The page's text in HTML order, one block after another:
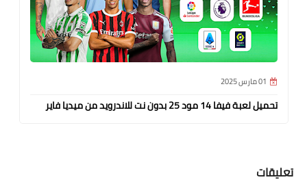
01 مارس 2025
تحميل لعبة فيفا 14 مود 25 بدون نت للاندرويد من ميديا فاير
تعليقات